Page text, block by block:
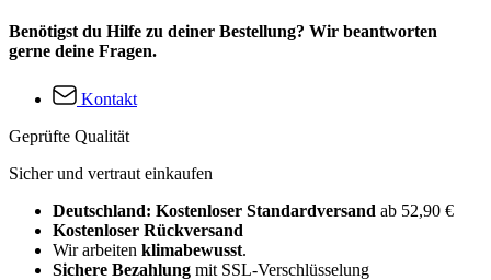
Benötigst du Hilfe zu deiner Bestellung? Wir beantworten
gerne deine Fragen.
Kontakt
Geprüfte Qualität
Sicher und vertraut einkaufen
Deutschland: Kostenloser Standardversand ab 52,90 €
Kostenloser Rückversand
Wir arbeiten klimabewusst.
Sichere Bezahlung mit SSL-Verschlüsselung